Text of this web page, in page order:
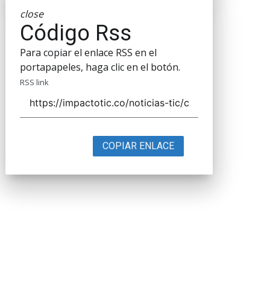
close
Código Rss
Para copiar el enlace RSS en el
portapapeles, haga clic en el botón.
RSS link
COPIAR ENLACE